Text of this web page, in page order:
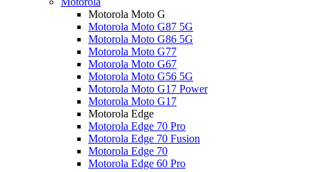
Motorola Moto G
Motorola Moto G87 5G
Motorola Moto G86 5G
Motorola Moto G77
Motorola Moto G67
Motorola Moto G56 5G
Motorola Moto G17 Power
Motorola Moto G17
Motorola Edge
Motorola Edge 70 Pro
Motorola Edge 70 Fusion
Motorola Edge 70
Motorola Edge 60 Pro